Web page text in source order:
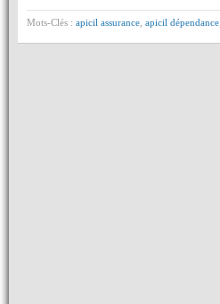
Mots-Clés : apicil assurance apicil dépendance